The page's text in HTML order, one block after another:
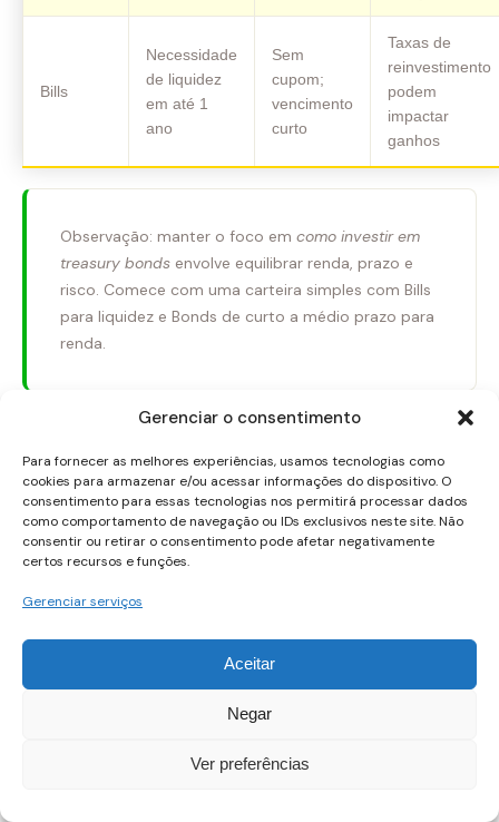
Gerenciar o consentimento
Para fornecer as melhores experiências, usamos tecnologias como
cookies para armazenar e/ou acessar informações do dispositivo. O
consentimento para essas tecnologias nos permitirá processar dados
como comportamento de navegação ou IDs exclusivos neste site. Não
consentir ou retirar o consentimento pode afetar negativamente
certos recursos e funções.
Gerenciar serviços
Aceitar
Negar
Ver preferências
Bills
Necessidade
de liquidez
em até 1
ano
Sem
cupom;
vencimento
curto
Taxas de
reinvestimento
podem
impactar
ganhos
Observação: manter o foco em como investir em
treasury bonds envolve equilibrar renda, prazo e
risco. Comece com uma carteira simples com Bills
para liquidez e Bonds de curto a médio prazo para
renda.
Diferença entre treasury bonds e
treasury bills
Treasury Bonds são títulos de longo prazo com cupom,
gerando renda periódica. Bills são títulos de curto prazo
vendidos com desconto e sem cupons, oferecendo liquidez
rápida. Em planejamento, Bonds exigem pensar no
renda recorrente, mas foco no vencimento para reuso de
como investir em treasury bonds
produto certo. Bonds são mais adequados para renda